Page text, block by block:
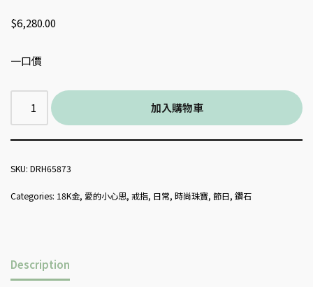
$6,280.00
一口價
加入購物車
SKU: DRH65873
Categories: 18K金, 愛的小心思, 戒指, 日常, 時尚珠寶, 節日, 鑽石
Description